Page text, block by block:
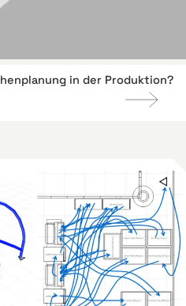
in der Produktion?